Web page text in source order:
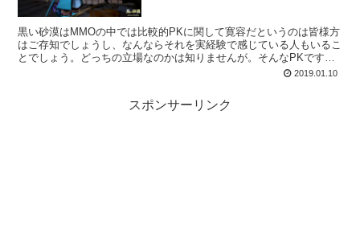
黒い砂漠はMMOの中では比較的PKに関して寛容だというのは皆様方
はご存知でしょうし、なんならそれを実経験で感じている人もいるこ
とでしょう。どっちの立場なのかは知りませんが。そんなPKですが
ペナルティというものが無いわけではなく、性向値によっ...2019.01.10
スポンサーリンク